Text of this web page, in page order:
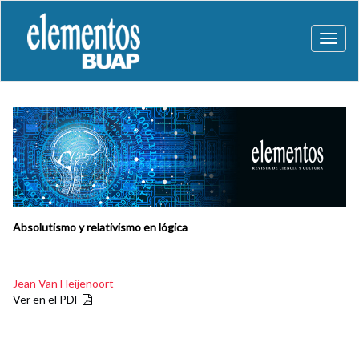
Absolutismo y relativismo en lógica
Jean Van Heijenoort
Ver en el PDF